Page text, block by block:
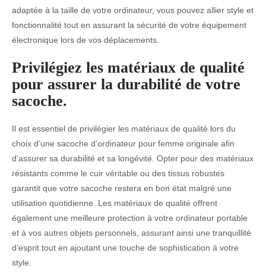
adaptée à la taille de votre ordinateur, vous pouvez allier style et
fonctionnalité tout en assurant la sécurité de votre équipement
électronique lors de vos déplacements.
Privilégiez les matériaux de qualité
pour assurer la durabilité de votre
sacoche.
Il est essentiel de privilégier les matériaux de qualité lors du
choix d’une sacoche d’ordinateur pour femme originale afin
d’assurer sa durabilité et sa longévité. Opter pour des matériaux
résistants comme le cuir véritable ou des tissus robustes
garantit que votre sacoche restera en bon état malgré une
utilisation quotidienne. Les matériaux de qualité offrent
également une meilleure protection à votre ordinateur portable
et à vos autres objets personnels, assurant ainsi une tranquillité
d’esprit tout en ajoutant une touche de sophistication à votre
style.